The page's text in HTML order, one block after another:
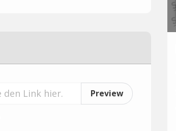
Preview